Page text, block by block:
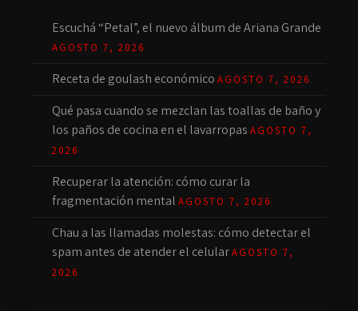
Escuchá “Petal”, el nuevo álbum de Ariana Grande
AGOSTO 7, 2026
Receta de goulash económico AGOSTO 7, 2026
Qué pasa cuando se mezclan las toallas de baño y
los paños de cocina en el lavarropas AGOSTO 7,
2026
Recuperar la atención: cómo curar la
fragmentación mental AGOSTO 7, 2026
Chau a las llamadas molestas: cómo detectar el
spam antes de atender el celularAGOSTO 7,
2026